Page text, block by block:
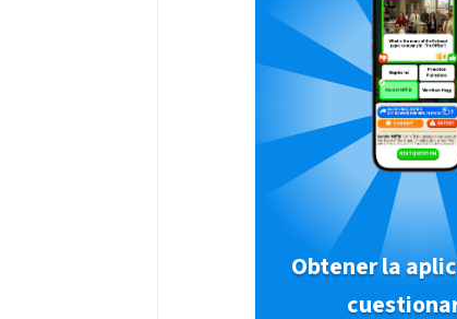
Obtener la